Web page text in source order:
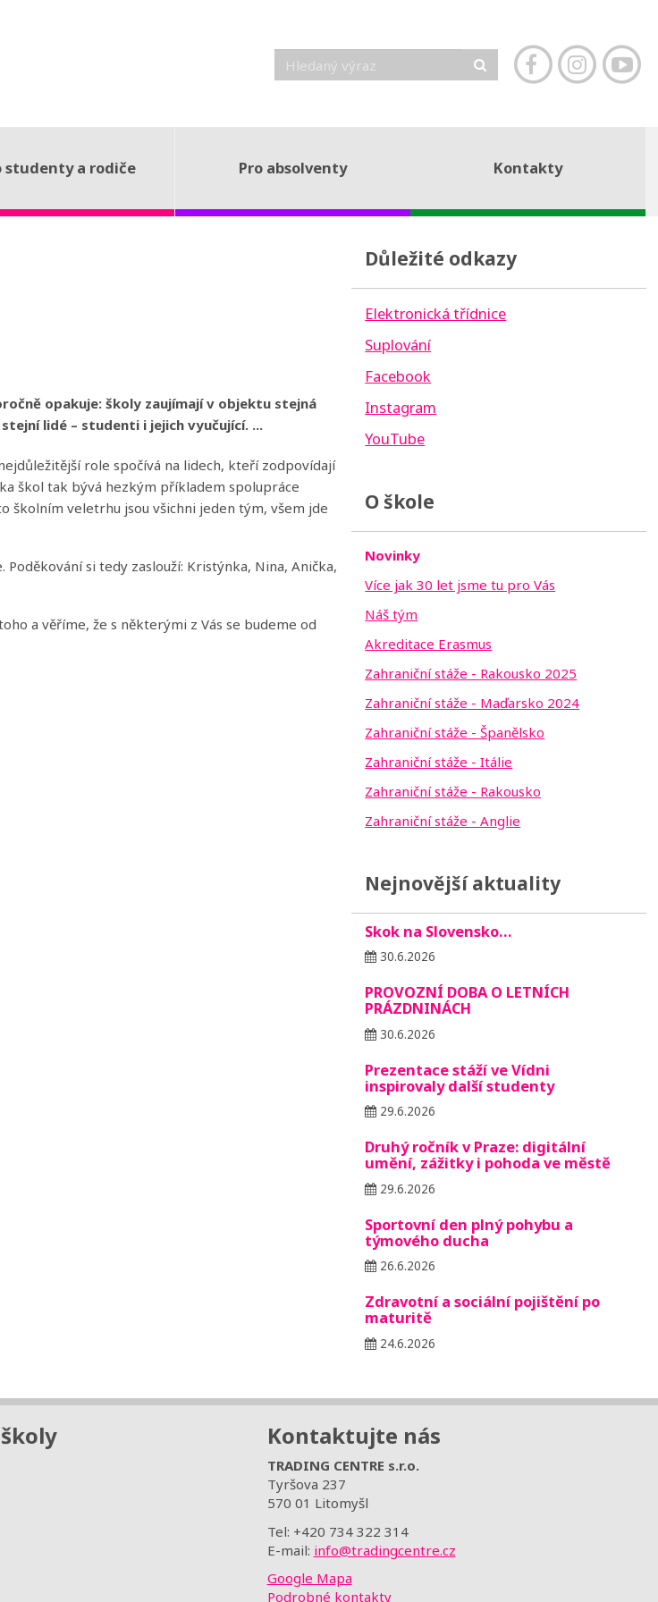
studenty a rodiče Pro absolventy Kontakty
opakuje: školy zaujímají v objektu stejná
lidé – studenti i jejich vyučující. ...
role spočívá na lidech, kteří zodpovídají
škol tak bývá hezkým příkladem spolupráce
školním veletrhu jsou všichni jeden tým, všem jde
si tedy zaslouží: Kristýnka, Nina, Anička,
a věříme, že s některými z Vás se budeme od
Důležité odkazy
Elektronická třídnice
Suplování
Facebook
Instagram
YouTube
O škole
Novinky
Více jak 30 let jsme tu pro Vás
Náš tým
Akreditace Erasmus
Zahraniční stáže - Rakousko 2025
Zahraniční stáže - Maďarsko 2024
Zahraniční stáže - Španělsko
Zahraniční stáže - Itálie
Zahraniční stáže - Rakousko
Zahraniční stáže - Anglie
Nejnovější aktuality
Skok na Slovensko…
30.6.2026
PROVOZNÍ DOBA O LETNÍCH
PRÁZDNINÁCH
30.6.2026
Prezentace stáží ve Vídni
inspirovaly další studenty
29.6.2026
Druhý ročník v Praze: digitální
umění, zážitky i pohoda ve městě
29.6.2026
Sportovní den plný pohybu a
týmového ducha
26.6.2026
Zdravotní a sociální pojištění po
maturitě
24.6.2026
Kontaktujte nás
TRADING CENTRE s.r.o.
Tyršova 237
570 01 Litomyšl
Tel: +420 734 322 314
E-mail: info@tradingcentre.cz
Google Mapa
Podrobné kontakty